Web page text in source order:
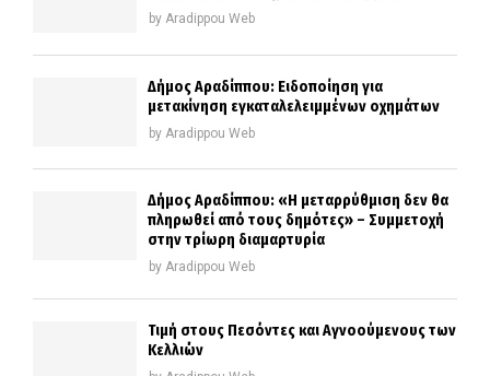
by Aradippou Web
Δήμος Αραδίππου: Ειδοποίηση για
μετακίνηση εγκαταλελειμμένων οχημάτων
by Aradippou Web
Δήμος Αραδίππου: «Η μεταρρύθμιση δεν θα
πληρωθεί από τους δημότες» – Συμμετοχή
στην τρίωρη διαμαρτυρία
by Aradippou Web
Τιμή στους Πεσόντες και Αγνοούμενους των
Κελλιών